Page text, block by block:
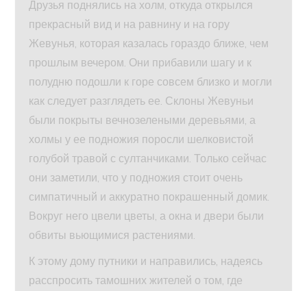
Друзья поднялись на холм, откуда открылся
прекрасный вид и на равнину и на гору
Жевунья, которая казалась гораздо ближе, чем
прошлым вечером. Они прибавили шагу и к
полудню подошли к горе совсем близко и могли
как следует разглядеть ее. Склоны Жевуньи
были покрыты вечнозелеными деревьями, а
холмы у ее подножия поросли шелковистой
голубой травой с султанчиками. Только сейчас
они заметили, что у подножия стоит очень
симпатичный и аккуратно покрашенный домик.
Вокруг него цвели цветы, а окна и двери были
обвиты вьющимися растениями.
К этому дому путники и направились, надеясь
расспросить тамошних жителей о том, где